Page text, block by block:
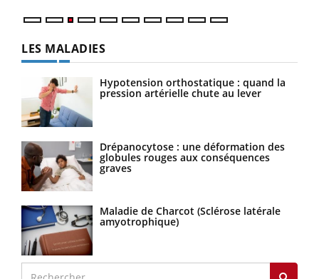
LES MALADIES
Hypotension orthostatique : quand la
pression artérielle chute au lever
Drépanocytose : une déformation des
globules rouges aux conséquences
graves
Maladie de Charcot (Sclérose latérale
amyotrophique)